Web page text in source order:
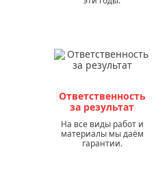
Ответственность
за результат
На все виды работ и
материалы мы даём
гарантии.